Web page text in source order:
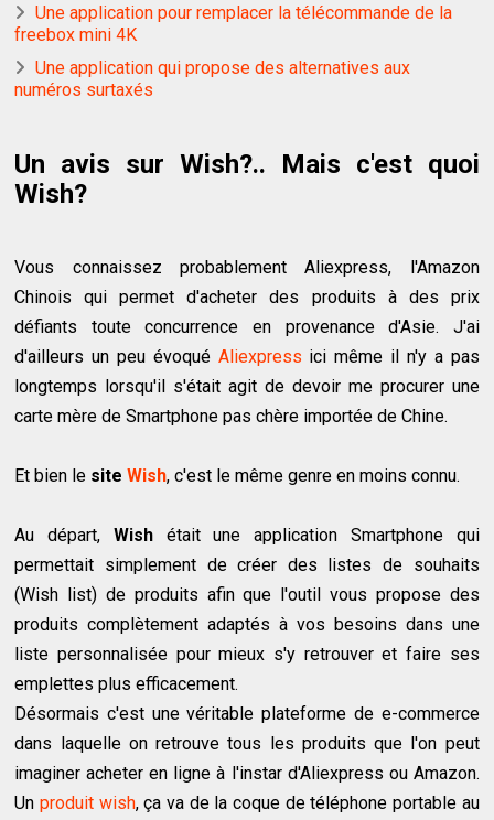
Une application pour remplacer la télécommande de la
freebox mini 4K
Une application qui propose des alternatives aux
numéros surtaxés
Un avis sur Wish?.. Mais c'est quoi
Wish?
Vous connaissez probablement Aliexpress, l'Amazon
Chinois qui permet d'acheter des produits à des prix
défiants toute concurrence en provenance d'Asie. J'ai
d'ailleurs un peu évoqué Aliexpress ici même il n'y a pas
longtemps lorsqu'il s'était agit de devoir me procurer une
carte mère de Smartphone pas chère importée de Chine.
Et bien le siteWish, c'est le même genre en moins connu.
Au départ, Wish était une application Smartphone qui
permettait simplement de créer des listes de souhaits
(Wish list) de produits afin que l'outil vous propose des
produits complètement adaptés à vos besoins dans une
liste personnalisée pour mieux s'y retrouver et faire ses
emplettes plus efficacement.
Désormais c'est une véritable plateforme de e-commerce
dans laquelle on retrouve tous les produits que l'on peut
imaginer acheter en ligne à l'instar d'Aliexpress ou Amazon.
Unproduit wish, ça va de la coque de téléphone portable au